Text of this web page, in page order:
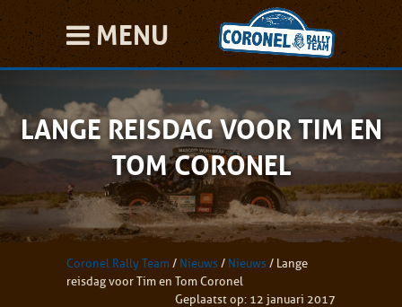
MENU
LANGE REISDAG VOOR TIM EN
TOM CORONEL
Coronel Rally Team / Nieuws / Nieuws / Lange
reisdag voor Tim en Tom Coronel
Geplaatst op: 12 januari 2017